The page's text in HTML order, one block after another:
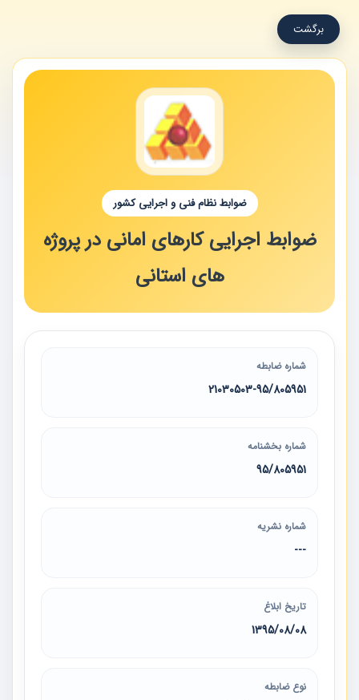
برگشت
ضوابط نظام فنی و اجرایی کشور
ضوابط اجرایی کارهای امانی در پروژه
های استانی
شماره ضابطه
21030503-95/805951
شماره بخشنامه
95/805951
شماره نشریه
---
تاریخ ابلاغ
1395/08/08
نوع ضابطه